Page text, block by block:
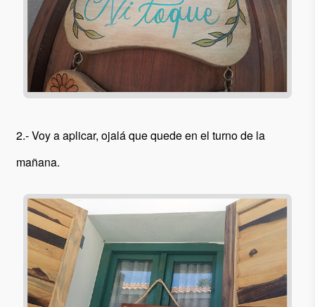
2.- Voy a aplicar, ojalá que quede en el turno de la
mañana.